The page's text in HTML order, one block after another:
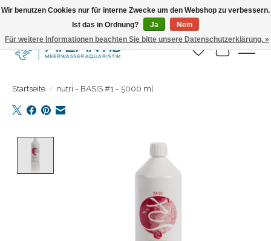
Täglicher Versand. Bestelle bis 15.00 Uhr
Wunschzettel
Ihr
Startseite / nutri - BASIS #1 - 5000 ml
Product image slideshow Items
Wir benutzen Cookies nur für interne Zwecke um den Webshop zu verbessern.
Ist das in Ordnung?
Ja
Nein
Für weitere Informationen beachten Sie bitte unsere Datenschutzerklärung. »